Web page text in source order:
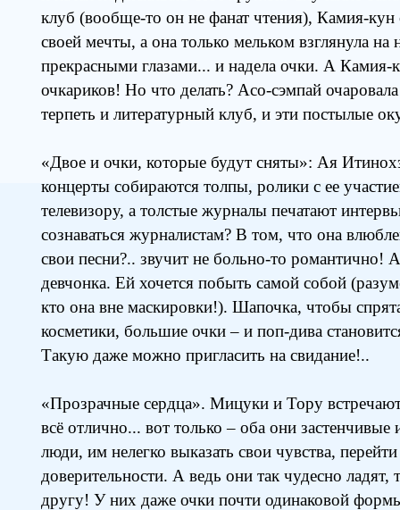
клуб (вообще-то он не фанат чтения), Камия-
своей мечты, а она только мельком взглянула на
прекрасными глазами... и надела очки. А Камия-
очкариков! Но что делать? Асо-сэмпай очаровала
терпеть и литературный клуб, и эти постылые
«Двое и очки, которые будут сняты»: Ая
концерты собираются толпы, ролики с ее
телевизору, а толстые журналы печатают
сознаваться журналистам? В том, что она
свои песни?.. звучит не больно-то романтично!
девчонка. Ей хочется побыть самой собой
кто она вне маскировки!). Шапочка, чтобы
косметики, большие очки – и поп-дива
Такую даже можно пригласить на свидание!..
«Прозрачные сердца». Мицуки и Тору
всё отлично... вот только – оба они
люди, им нелегко выказать свои чувства,
доверительности. А ведь они так чудесно ладят,
другу! У них даже очки почти одинаковой